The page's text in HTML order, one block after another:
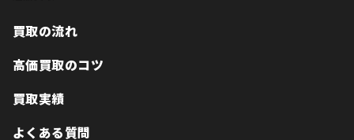
買取の流れ
高価買取のコツ
買取実績
よくある質問